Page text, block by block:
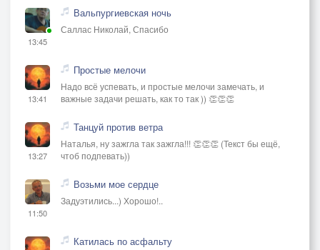
я прошу … тебя, … не сдавайся … нет,
верь в удачу свою и … душИ … свет,
мы c тобою должны … должны … доплыть.
я знаю тебе … страшно … плыть,
ты волю и страх в кулак … собери,
не сдавайся … плыви, … только … плыви.
и мы … спасены.
[Orchestral Outro]
13:45
Вальпургиевская ночь
Саллас Николай, Спасибо
13:41
Простые мелочи
Надо всё успевать, и простые мелочи замечать, и
важные задачи решать, как то так )) 👏👏👏
13:27
Танцуй против ветра
Наталья, ну зажгла так зажгла!!! 👏👏👏 (Текст бы ещё,
чтоб подпевать))
11:50
Возьми мое сердце
Задуэтились...) Хорошо!..
Катилась по асфальту